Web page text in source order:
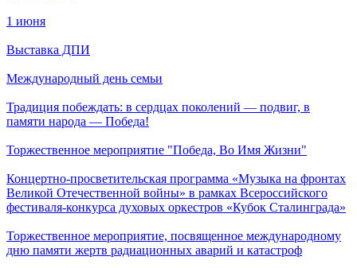
1 июня
Выставка ДПИ
Международный день семьи
Традиция побеждать: в сердцах поколений — подвиг, в
памяти народа — Победа!
Торжественное мероприятие "Победа, Во Имя Жизни"
Концертно-просветительская программа «Музыка на фронтах
Великой Отечественной войны» в рамках Всероссийского
фестиваля-конкурса духовых оркестров «Кубок Сталинграда»
Торжественное мероприятие, посвященное международному
дню памяти жертв радиационных аварий и катастроф